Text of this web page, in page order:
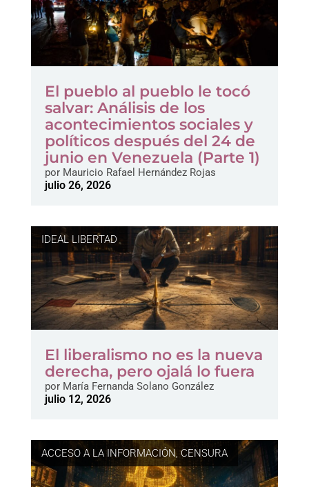
El pueblo al pueblo le tocó
salvar: Análisis de los
acontecimientos sociales y
políticos después del 24 de
junio en Venezuela (Parte 1)
porMauricio Rafael Hernández Rojas
julio 26, 2026
IDEAL LIBERTAD
El liberalismo no es la nueva
derecha, pero ojalá lo fuera
porMaría Fernanda Solano González
julio 12, 2026
ACCESO A LA INFORMACIÓN,CENSURA